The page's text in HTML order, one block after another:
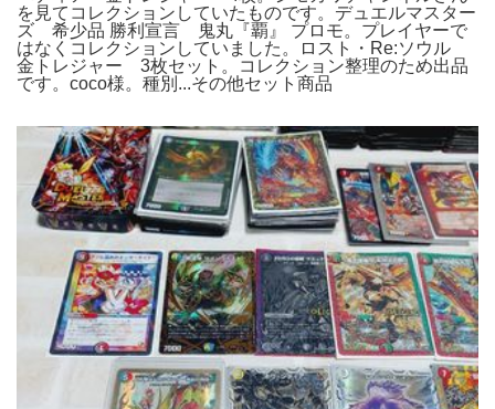
を見てコレクションしていたものです。デュエルマスター
ズ 希少品 勝利宣言 鬼丸『覇』 プロモ。プレイヤーで
はなくコレクションしていました。ロスト・Re:ソウル
金トレジャー 3枚セット。コレクション整理のため出品
です。coco様。種別...その他セット商品